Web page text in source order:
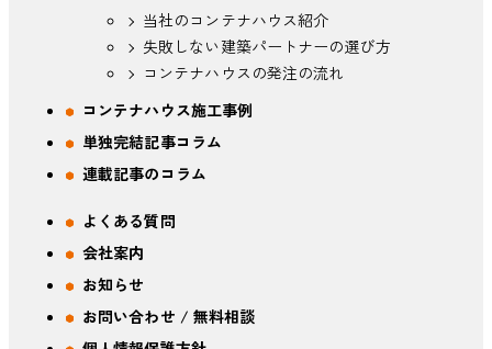
当社のコンテナハウス紹介
失敗しない建築パートナーの選び方
コンテナハウスの発注の流れ
コンテナハウス施工事例
単独完結記事コラム
連載記事のコラム
よくある質問
会社案内
お知らせ
お問い合わせ / 無料相談